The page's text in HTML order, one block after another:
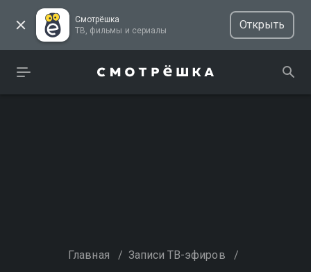
Смотрёшка
ТВ, фильмы и сериалы
Открыть
Главная / Записи ТВ-эфиров /